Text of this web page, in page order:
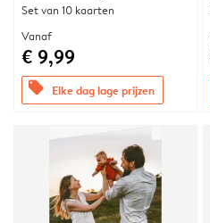
Set van 10 kaarten
Vanaf
€ 9,99
offers Elke dag lage prijzen